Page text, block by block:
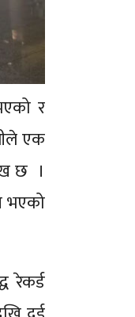
र
एक
छ ।
भएको
रेकर्ड